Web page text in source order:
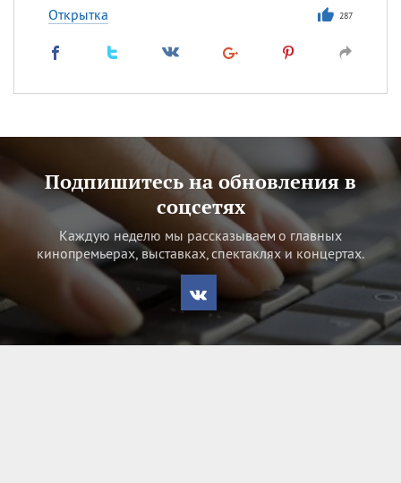
Открытка 287
Подпишитесь на обновления в
соцсетях
Каждую неделю мы рассказываем о главных
кинопремьерах, выставках, спектаклях и концертах.